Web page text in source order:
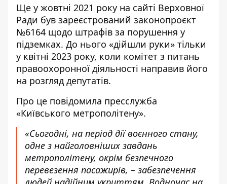
Ще у жовтні 2021 року на сайті Верховної
Ради був зареєстрований законопроєкт
№6164 щодо штрафів за порушення у
підземках. До нього «дійшли руки» тільки
у квітні 2023 року, коли комітет з питань
правоохоронної діяльності направив його
на розгляд депутатів.
Про це повідомила пресслужба
«Київського метрополітену».
«Сьогодні, на період дії воєнного стану,
одне з найголовніших завдань
метрополітену, окрім безпечного
перевезення пасажирів, – забезпечення